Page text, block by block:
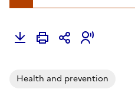
Health and prevention